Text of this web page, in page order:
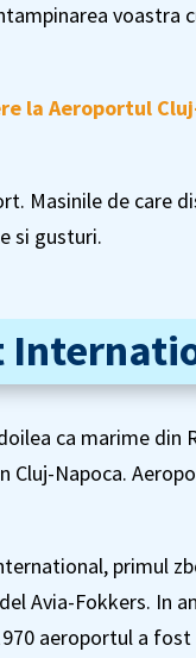
la Aeroportul
Masinile de care
si gusturi.
ca marime din
Napoca.
primul
Avia-Fokkers. In
aeroportul a